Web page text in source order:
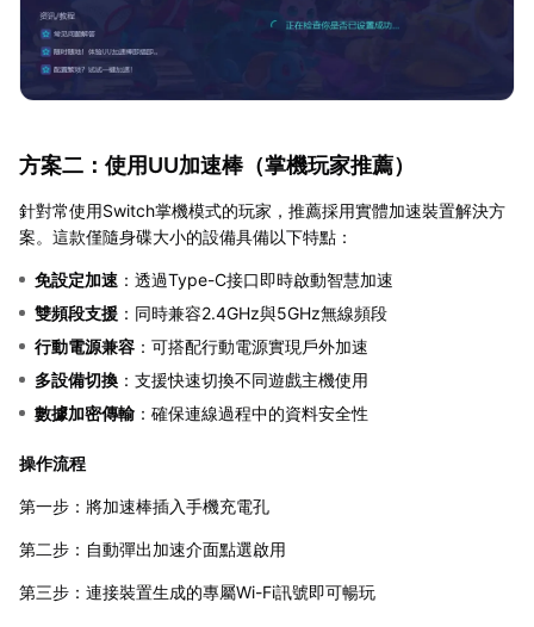
方案二：使用UU加速棒（掌機玩家推薦）
針對常使用Switch掌機模式的玩家，推薦採用實體加速裝置解決方
案。這款僅隨身碟大小的設備具備以下特點：
免設定加速 ：透過Type-C接口即時啟動智慧加速
雙頻段支援 ：同時兼容2.4GHz與5GHz無線頻段
行動電源兼容 ：可搭配行動電源實現戶外加速
多設備切換 ：支援快速切換不同遊戲主機使用
數據加密傳輸 ：確保連線過程中的資料安全性
操作流程
第一步：將加速棒插入手機充電孔
第二步：自動彈出加速介面點選啟用
第三步：連接裝置生成的專屬Wi-Fi訊號即可暢玩